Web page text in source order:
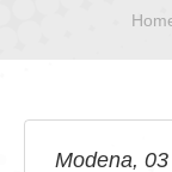
Modena,